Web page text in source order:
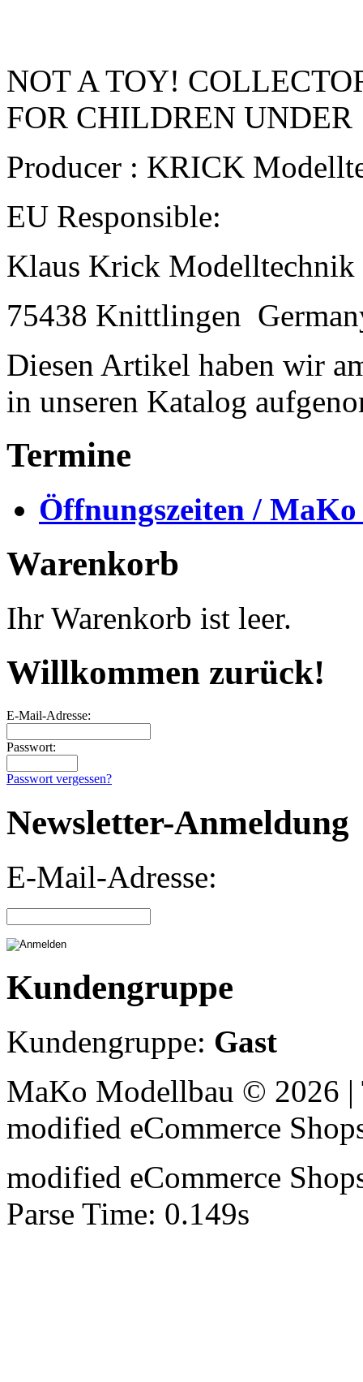
NOT A TOY!
FOR CHILDREN UNDER
Producer : KRICK
EU Responsible:
Klaus Krick Modelltechnik
75438 Knittlingen
Diesen Artikel haben wir
in unseren Katalog
Termine
Öffnungszeiten /
Warenkorb
Ihr Warenkorb ist leer.
Willkommen zurück!
E-Mail-Adresse:
Passwort:
Passwort vergessen?
Newsletter-Anmeldung
E-Mail-Adresse:
Kundengruppe
Kundengruppe: Gast
MaKo Modellbau © 2026
modified eCommerce
modified eCommerce
Parse Time: 0.149s